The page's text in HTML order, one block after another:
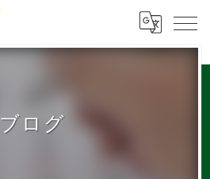
ブログ